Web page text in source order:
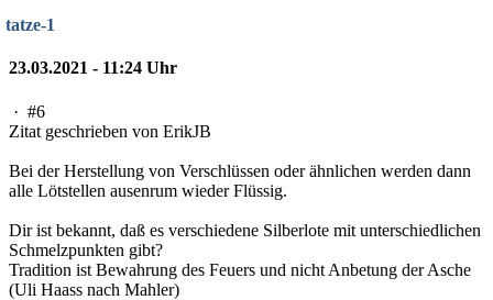
tatze-1
23.03.2021 - 11:24 Uhr
· #6
Zitat geschrieben von ErikJB
Bei der Herstellung von Verschlüssen oder ähnlichen werden dann
alle Lötstellen ausenrum wieder Flüssig.
Dir ist bekannt, daß es verschiedene Silberlote mit unterschiedlichen
Schmelzpunkten gibt?
Tradition ist Bewahrung des Feuers und nicht Anbetung der Asche
(Uli Haass nach Mahler)